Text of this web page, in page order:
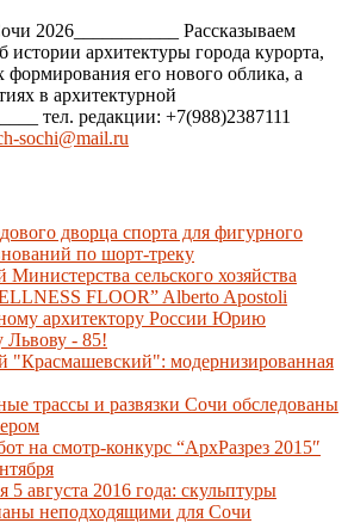
2026___________ Рассказываем
истории архитектуры города курорта,
его нового облика, а
в архитектурной
тел. редакции: +7(988)2387111
sochi@mail.ru
дворца спорта для фигурного
по шорт-треку
Министерства сельского хозяйства
FLOOR” Alberto Apostoli
архитектору России Юрию
Львову - 85!
"Красмашевский": модернизированная
трассы и развязки Сочи обследованы
на смотр-конкурс “АрхРазрез 2015″
5 августа 2016 года: скульптуры
неподходящими для Сочи